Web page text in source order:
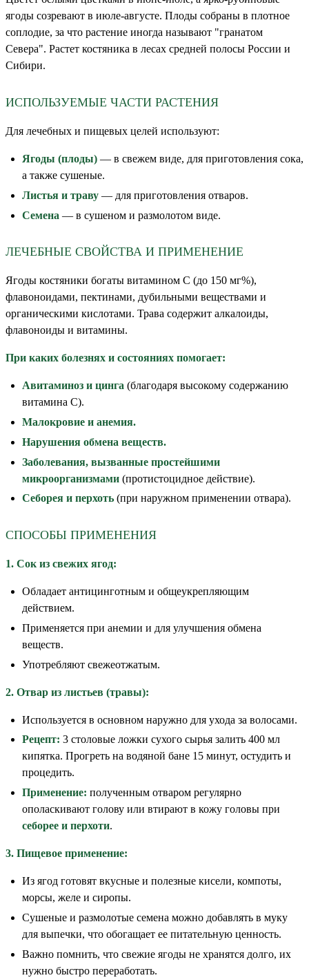
ягоды созревают в июле-августе. Плоды собраны в плотное
соплодие, за что растение иногда называют "гранатом
Севера". Растет костяника в лесах средней полосы России и
Сибири.
ИСПОЛЬЗУЕМЫЕ ЧАСТИ РАСТЕНИЯ
Для лечебных и пищевых целей используют:
Ягоды (плоды) — в свежем виде, для приготовления сока,
а также сушеные.
Листья и траву — для приготовления отваров.
Семена — в сушеном и размолотом виде.
ЛЕЧЕБНЫЕ СВОЙСТВА И ПРИМЕНЕНИЕ
Ягоды костяники богаты витамином С (до 150 мг%),
флавоноидами, пектинами, дубильными веществами и
органическими кислотами. Трава содержит алкалоиды,
флавоноиды и витамины.
При каких болезнях и состояниях помогает:
Авитаминоз и цинга (благодаря высокому содержанию
витамина С).
Малокровие и анемия.
Нарушения обмена веществ.
Заболевания, вызванные простейшими
микроорганизмами (протистоцидное действие).
Себорея и перхоть (при наружном применении отвара).
СПОСОБЫ ПРИМЕНЕНИЯ
1. Сок из свежих ягод:
Обладает антицинготным и общеукрепляющим
действием.
Применяется при анемии и для улучшения обмена
веществ.
Употребляют свежеотжатым.
2. Отвар из листьев (травы):
Используется в основном наружно для ухода за волосами.
Рецепт: 3 столовые ложки сухого сырья залить 400 мл
кипятка. Прогреть на водяной бане 15 минут, остудить и
процедить.
Применение: полученным отваром регулярно
ополаскивают голову или втирают в кожу головы при
себорее и перхоти.
3. Пищевое применение:
Из ягод готовят вкусные и полезные кисели, компоты,
морсы, желе и сиропы.
Сушеные и размолотые семена можно добавлять в муку
для выпечки, что обогащает ее питательную ценность.
Важно помнить, что свежие ягоды не хранятся долго, их
нужно быстро переработать.